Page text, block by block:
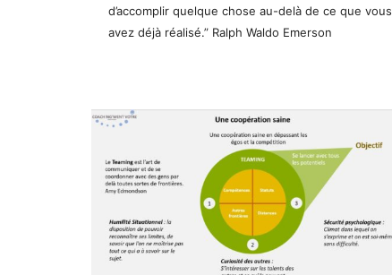
d’accomplir quelque chose au-delà de ce que vous
avez déjà réalisé.” Ralph Waldo Emerson